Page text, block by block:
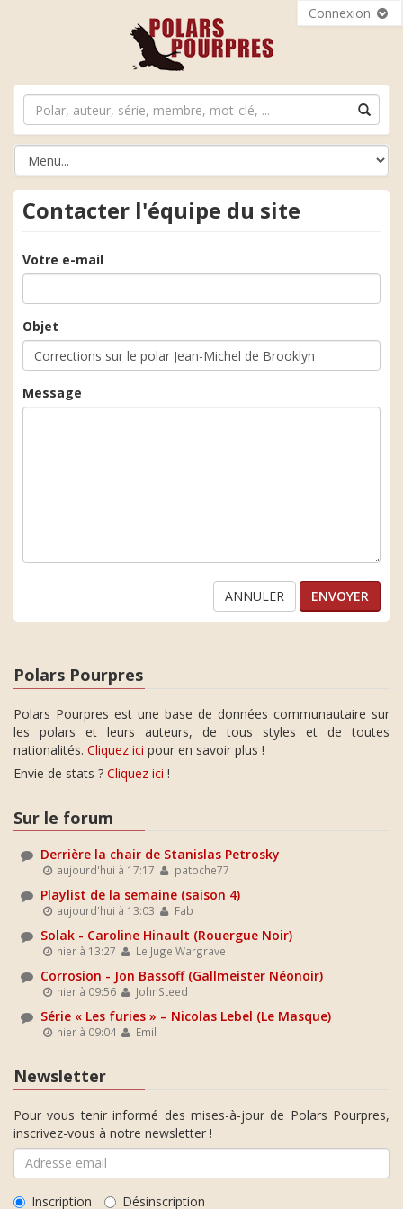
Connexion
Contacter l'équipe du site
Votre e-mail
Objet
Message
ANNULER
Polars Pourpres
Polars Pourpres est une base de données communautaire sur
les polars et leurs auteurs, de tous styles et de toutes
nationalités. Cliquez ici pour en savoir plus !
Envie de stats ? Cliquez ici !
Sur le forum
Derrière la chair de Stanislas Petrosky
aujourd'hui à 17:17 patoche77
Playlist de la semaine (saison 4)
aujourd'hui à 13:03 Fab
Solak - Caroline Hinault (Rouergue Noir)
hier à 13:27 Le Juge Wargrave
Corrosion - Jon Bassoff (Gallmeister Néonoir)
hier à 09:56 JohnSteed
Série « Les furies » – Nicolas Lebel (Le Masque)
hier à 09:04 Emil
Newsletter
Pour vous tenir informé des mises-à-jour de Polars Pourpres,
inscrivez-vous à notre newsletter !
Inscription Désinscription